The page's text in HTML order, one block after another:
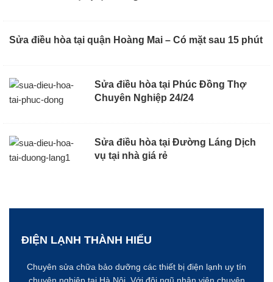
Sửa điều hòa tại quận Hoàng Mai – Có mặt sau 15 phút
Sửa điều hòa tại Phúc Đồng Thợ
Chuyên Nghiệp 24/24
Sửa điều hòa tại Đường Láng Dịch
vụ tại nhà giá rẻ
ĐIỆN LẠNH THÀNH HIẾU
Chuyên sửa chữa bảo dưỡng các thiết bị điện lạnh uy tín
chuyên nghiệp tại Hà Nôi. Với đội ngũ nhân viên chuyên